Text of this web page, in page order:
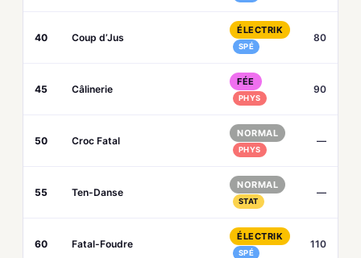
40 Coup d’Jus
ÉLECTRIK
SPÉ
80
45 Câlinerie
FÉE
PHYS
90
50 Croc Fatal
NORMAL
PHYS
—
55 Ten-Danse
NORMAL
STAT
—
60 Fatal-Foudre
ÉLECTRIK
SPÉ
110